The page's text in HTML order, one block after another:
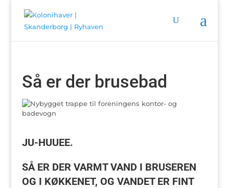
Så er der brusebad
JU-HUUEE.
SÅ ER DER VARMT VAND I BRUSEREN
OG I KØKKENET, OG VANDET ER FINT